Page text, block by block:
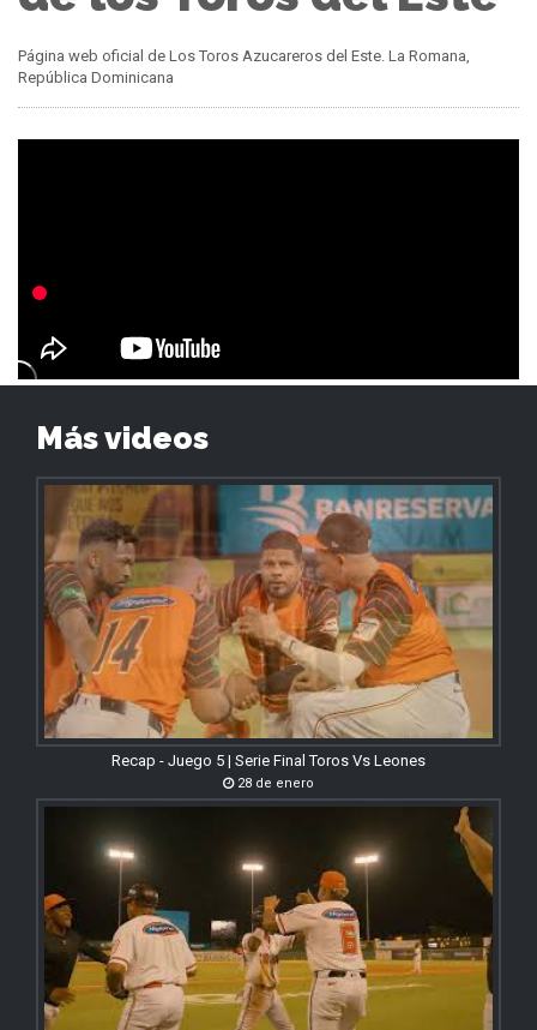
Página web oficial de Los Toros Azucareros del Este. La Romana,
República Dominicana
Más videos
Recap - Juego 5 | Serie Final Toros Vs Leones
28 de enero